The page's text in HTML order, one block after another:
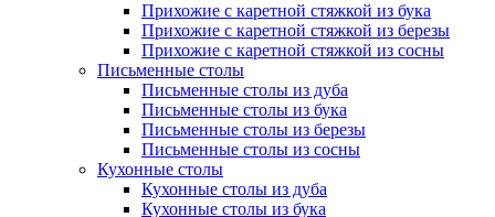
Прихожие с каретной стяжкой из бука
Прихожие с каретной стяжкой из березы
Прихожие с каретной стяжкой из сосны
Письменные столы
Письменные столы из дуба
Письменные столы из бука
Письменные столы из березы
Письменные столы из сосны
Кухонные столы
Кухонные столы из дуба
Кухонные столы из бука